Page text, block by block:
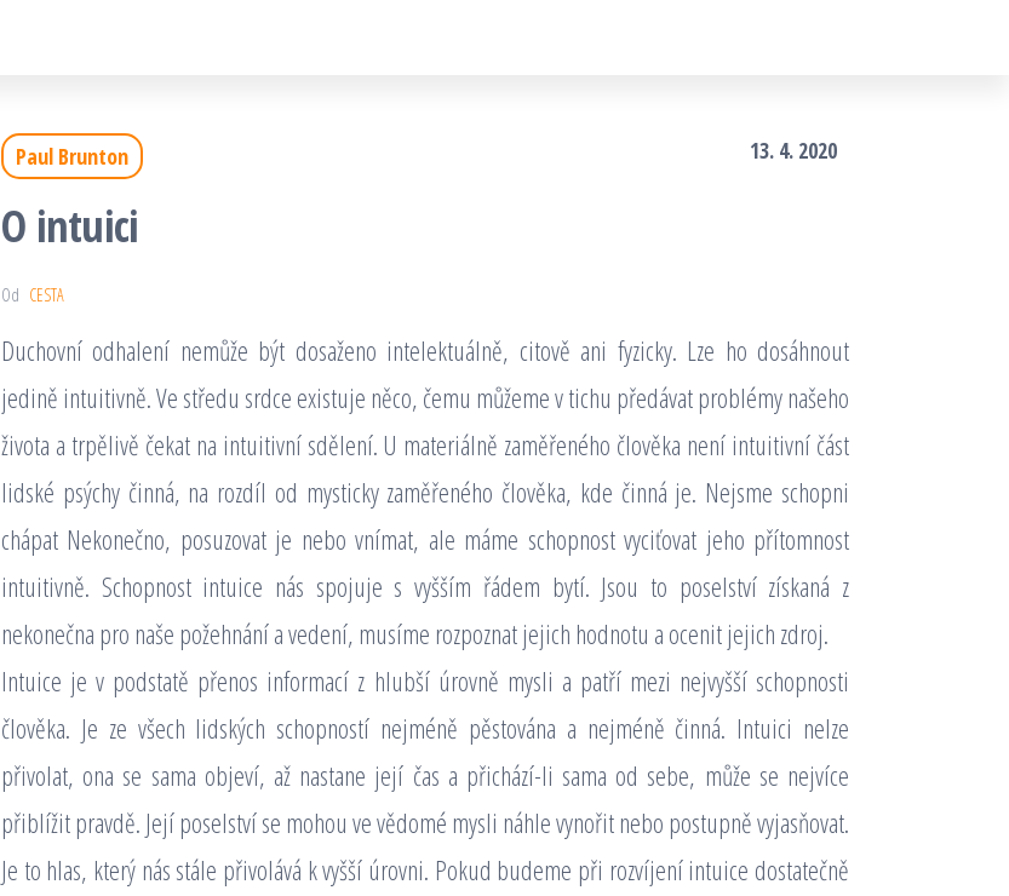
Paul Brunton 13. 4. 2020
O intuici
Od CESTA
Duchovní odhalení nemůže být dosaženo intelektuálně, citově ani fyzicky. Lze ho dosáhnout
jedině intuitivně. Ve středu srdce existuje něco, čemu můžeme v tichu předávat problémy našeho
života a trpělivě čekat na intuitivní sdělení. U materiálně zaměřeného člověka není intuitivní část
lidské psýchy činná, na rozdíl od mysticky zaměřeného člověka, kde činná je. Nejsme schopni
chápat Nekonečno, posuzovat je nebo vnímat, ale máme schopnost vyciťovat jeho přítomnost
intuitivně. Schopnost intuice nás spojuje s vyšším řádem bytí. Jsou to poselství získaná z
nekonečna pro naše požehnání a vedení, musíme rozpoznat jejich hodnotu a ocenit jejich zdroj.
Intuice je v podstatě přenos informací z hlubší úrovně mysli a patří mezi nejvyšší schopnosti
člověka. Je ze všech lidských schopností nejméně pěstována a nejméně činná. Intuici nelze
přivolat, ona se sama objeví, až nastane její čas a přichází-li sama od sebe, může se nejvíce
přiblížit pravdě. Její poselství se mohou ve vědomé mysli náhle vynořit nebo postupně vyjasňovat.
Je to hlas, který nás stále přivolává k vyšší úrovni. Pokud budeme při rozvíjení intuice dostatečně